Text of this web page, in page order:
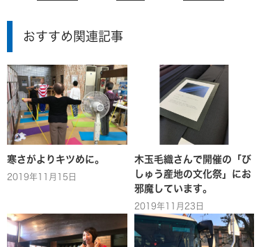
おすすめ関連記事
寒さがよりキツめに。
2019年11月15日
木玉毛織さんで開催の「び
しゅう産地の文化祭」にお
邪魔しています。
2019年11月23日